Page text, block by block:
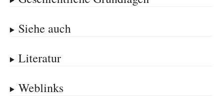
Siehe auch
Literatur
Weblinks